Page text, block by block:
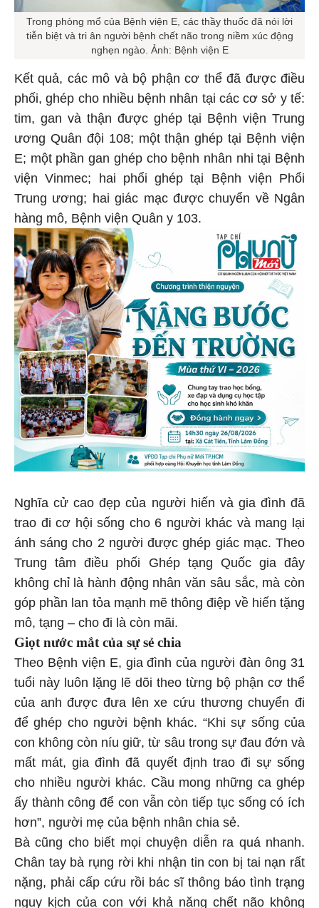
Trong phòng mổ của Bệnh viện E, các thầy thuốc đã nói lời
tiễn biệt và tri ân người bệnh chết não trong niềm xúc động
nghẹn ngào. Ảnh: Bệnh viện E
Kết quả, các mô và bộ phận cơ thể đã được điều
phối, ghép cho nhiều bệnh nhân tại các cơ sở y tế:
tim, gan và thận được ghép tại Bệnh viện Trung
ương Quân đội 108; một thận ghép tại Bệnh viện
E; một phần gan ghép cho bệnh nhân nhi tại Bệnh
viện Vinmec; hai phổi ghép tại Bệnh viện Phổi
Trung ương; hai giác mạc được chuyển về Ngân
hàng mô, Bệnh viện Quân y 103.
Nghĩa cử cao đẹp của người hiến và gia đình đã
trao đi cơ hội sống cho 6 người khác và mang lại
ánh sáng cho 2 người được ghép giác mạc. Theo
Trung tâm điều phối Ghép tạng Quốc gia đây
không chỉ là hành động nhân văn sâu sắc, mà còn
góp phần lan tỏa mạnh mẽ thông điệp về hiến tặng
mô, tạng – cho đi là còn mãi.
Giọt nước mắt của sự sẻ chia
Theo Bệnh viện E, gia đình của người đàn ông 31
tuổi này luôn lặng lẽ dõi theo từng bộ phận cơ thể
của anh được đưa lên xe cứu thương chuyển đi
để ghép cho người bệnh khác. “Khi sự sống của
con không còn níu giữ, từ sâu trong sự đau đớn và
mất mát, gia đình đã quyết định trao đi sự sống
cho nhiều người khác. Cầu mong những ca ghép
ấy thành công để con vẫn còn tiếp tục sống có ích
hơn”, người mẹ của bệnh nhân chia sẻ.
Bà cũng cho biết mọi chuyện diễn ra quá nhanh.
Chân tay bà rụng rời khi nhận tin con bị tai nạn rất
nặng, phải cấp cứu rồi bác sĩ thông báo tình trạng
nguy kịch của con với khả năng chết não không